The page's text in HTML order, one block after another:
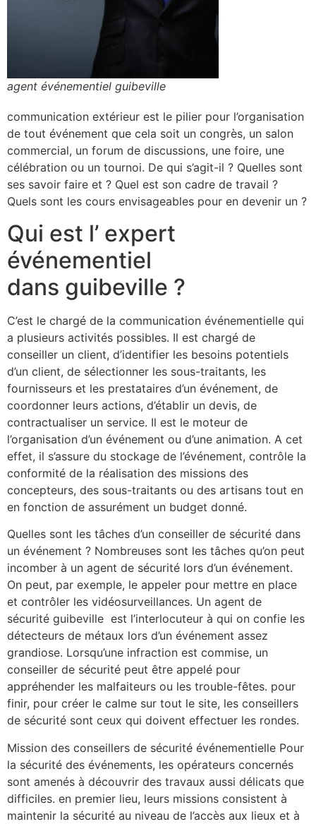
agent événementiel guibeville
communication extérieur est le pilier pour l’organisation
de tout événement que cela soit un congrès, un salon
commercial, un forum de discussions, une foire, une
célébration ou un tournoi. De qui s’agit-il ? Quelles sont
ses savoir faire et ? Quel est son cadre de travail ?
Quels sont les cours envisageables pour en devenir un ?
Qui est l’ expert
événementiel
dans guibeville ?
C’est le chargé de la communication événementielle qui
a plusieurs activités possibles. Il est chargé de
conseiller un client, d’identifier les besoins potentiels
d’un client, de sélectionner les sous-traitants, les
fournisseurs et les prestataires d’un événement, de
coordonner leurs actions, d’établir un devis, de
contractualiser un service. Il est le moteur de
l’organisation d’un événement ou d’une animation. A cet
effet, il s’assure du stockage de l’événement, contrôle la
conformité de la réalisation des missions des
concepteurs, des sous-traitants ou des artisans tout en
en fonction de assurément un budget donné.
Quelles sont les tâches d’un conseiller de sécurité dans
un événement ? Nombreuses sont les tâches qu’on peut
incomber à un agent de sécurité lors d’un événement.
On peut, par exemple, le appeler pour mettre en place
et contrôler les vidéosurveillances. Un agent de
sécurité guibeville est l’interlocuteur à qui on confie les
détecteurs de métaux lors d’un événement assez
grandiose. Lorsqu’une infraction est commise, un
conseiller de sécurité peut être appelé pour
appréhender les malfaiteurs ou les trouble-fêtes. pour
finir, pour créer le calme sur tout le site, les conseillers
de sécurité sont ceux qui doivent effectuer les rondes.
Mission des conseillers de sécurité événementielle Pour
la sécurité des événements, les opérateurs concernés
sont amenés à découvrir des travaux aussi délicats que
difficiles. en premier lieu, leurs missions consistent à
maintenir la sécurité au niveau de l’accès aux lieux et à